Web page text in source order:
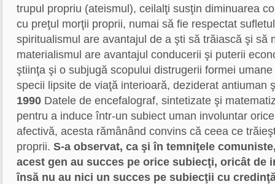
trupul propriu (ateismul), ceilalţi susţin diminuarea
cu preţul morţii proprii, numai să fie respectat
spiritualismul are avantajul de a şti să trăiască şi să
materialismul are avantajul conducerii şi puterii
ştiinţa şi o subjugă scopului distrugerii formei
specii lipsite de viaţă interioară, deziderat antiuman
1990 Datele de encefalograf, sintetizate şi
pentru a induce într-un subiect uman involuntar
afectivă, acesta rămânând convins că ceea ce
proprii. S-a observat, ca şi în temniţele
acest gen au succes pe orice subiecţi, oricât de
însă nu au nici un succes pe subiecţii cu